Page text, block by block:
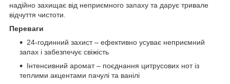
надійно захищає від неприємного запаху та дарує тривале
відчуття чистоти.
Переваги
24-годинний захист – ефективно усуває неприємний
запах і забезпечує свіжість
Інтенсивний аромат – поєднання цитрусових нот із
теплими акцентами пачулі та ванілі